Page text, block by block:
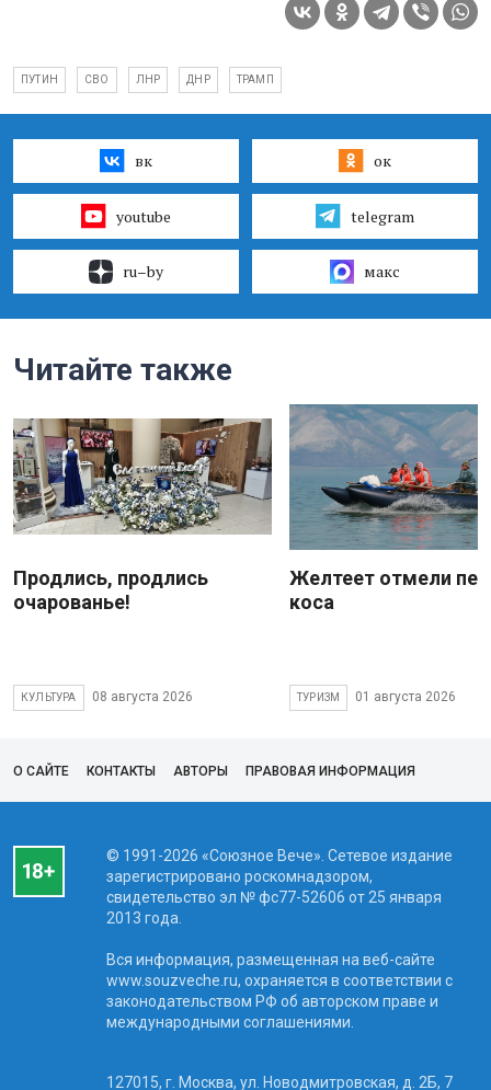
ПУТИН СВО ЛНР ДНР ТРАМП
вк ок
youtube telegram
ru–by макс
Читайте также
Продлись, продлись
очарованье!
КУЛЬТУРА 08 августа 2026
Желтеет отмели
коса
ТУРИЗМ 01 августа 2026
О САЙТЕ КОНТАКТЫ АВТОРЫ ПРАВОВАЯ ИНФОРМАЦИЯ
© 1991-2026 «Союзное Вече». Сетевое издание
зарегистрировано роскомнадзором,
свидетельство эл № фc77-52606 от 25 января
2013 года.
Вся информация, размещенная на веб-сайте
www.souzveche.ru, охраняется в соответствии с
законодательством РФ об авторском праве и
международными соглашениями.
127015, г. Москва, ул. Новодмитровская, д. 2Б, 7